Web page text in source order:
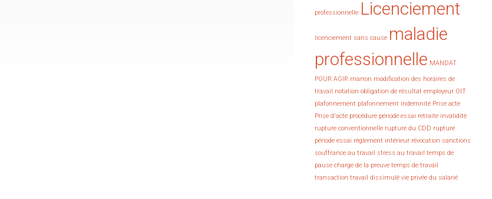
professionnelle Licenciement
licenciement sans cause maladie
professionnelle MANDAT
POUR AGIR marron modification des horaires de
travail notation obligation de résultat employeur OIT
plafonnement plafonnement indemnité Prise acte
Prise d'acte procédure période essai retraite invalidité
rupture conventionnelle rupture du CDD rupture
période essai règlement intérieur révocation sanctions
souffrance au travail stress au travail temps de
pause charge de la preuve temps de travail
transaction travail dissimulé vie privée du salarié